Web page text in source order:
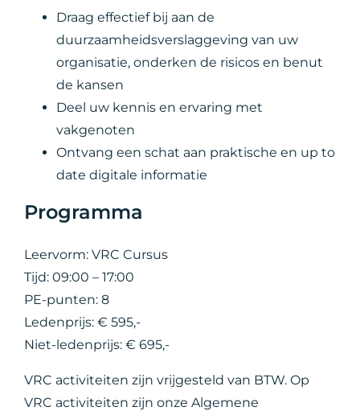
Draag effectief bij aan de
duurzaamheidsverslaggeving van uw
organisatie, onderken de risicos en benut
de kansen
Deel uw kennis en ervaring met
vakgenoten
Ontvang een schat aan praktische en up to
date digitale informatie
Programma
Leervorm: VRC Cursus
Tijd: 09:00 – 17:00
PE-punten: 8
Ledenprijs: € 595,-
Niet-ledenprijs: € 695,-
VRC activiteiten zijn vrijgesteld van BTW. Op
VRC activiteiten zijn onze Algemene